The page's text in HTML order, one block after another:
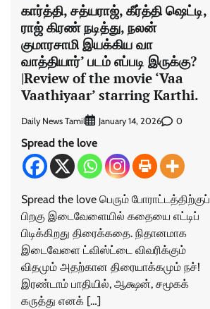
கார்த்தி, சத்யராஜ், கீர்த்தி ஷெட்டி,
ராஜ் கிரண் நடித்து, நலன்
குமாரசாமி இயக்கிய வா
வாத்தியார்’ படம் எப்படி இருக்கு?
|Review of the movie ‘Vaa
Vaathiyaar’ starring Karthi.
Daily News Tamil January 14, 2026 0
Spread the love
Spread the love பெரும் போராட்டத்திற்குப்
பிறகு இடைவேளையில் கதையை எட்டிப்
பிடிக்கிறது திரைக்கதை. நிதானமாக
இடைவேளை ட்விஸ்ட்டை விவரிக்கும்
விதமும் அதற்கான திரையாக்கமும் நச்!
இரண்டாம் பாதியில், ஆக்ஷன், சமூகக்
கருத்து எனக் […]